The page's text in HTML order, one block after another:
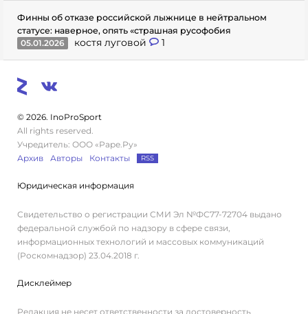
Финны об отказе российской лыжнице в нейтральном
статусе: наверное, опять «страшная русофобия
05.01.2026
костя луговой 1
© 2026. InoProSport
All rights reserved.
Учредитель: ООО «Раре.Ру»
Архив
Авторы Контакты RSS
Юридическая информация
Свидетельство о регистрации СМИ Эл №ФС77-72704 выдано
федеральной службой по надзору в сфере связи,
информационных технологий и массовых коммуникаций
(Роскомнадзор) 23.04.2018 г.
Дисклеймер
Редакция не несет ответственности за достоверность